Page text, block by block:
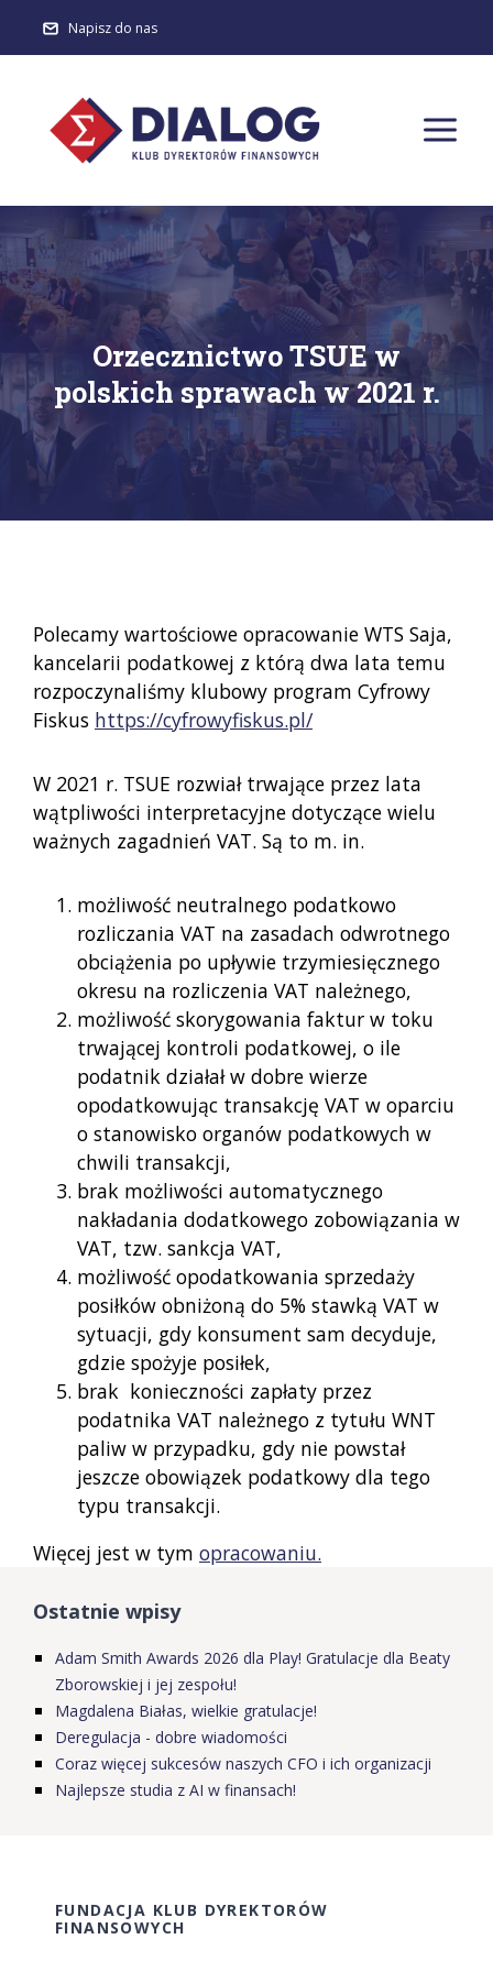
Napisz do nas
Orzecznictwo TSUE w
polskich sprawach w 2021 r.
Polecamy wartościowe opracowanie WTS Saja,
kancelarii podatkowej z którą dwa lata temu
rozpoczynaliśmy klubowy program Cyfrowy
Fiskus https://cyfrowyfiskus.pl/
W 2021 r. TSUE rozwiał trwające przez lata
wątpliwości interpretacyjne dotyczące wielu
ważnych zagadnień VAT. Są to m. in.
możliwość neutralnego podatkowo
rozliczania VAT na zasadach odwrotnego
obciążenia po upływie trzymiesięcznego
okresu na rozliczenia VAT należnego,
możliwość skorygowania faktur w toku
trwającej kontroli podatkowej, o ile
podatnik działał w dobre wierze
opodatkowując transakcję VAT w oparciu
o stanowisko organów podatkowych w
chwili transakcji,
brak możliwości automatycznego
nakładania dodatkowego zobowiązania w
VAT, tzw. sankcja VAT,
możliwość opodatkowania sprzedaży
posiłków obniżoną do 5% stawką VAT w
sytuacji, gdy konsument sam decyduje,
gdzie spożyje posiłek,
brak konieczności zapłaty przez
podatnika VAT należnego z tytułu WNT
paliw w przypadku, gdy nie powstał
jeszcze obowiązek podatkowy dla tego
typu transakcji.
Więcej jest w tym opracowaniu.
Ostatnie wpisy
Adam Smith Awards 2026 dla Play! Gratulacje dla Beaty
Zborowskiej i jej zespołu!
Magdalena Białas, wielkie gratulacje!
Deregulacja - dobre wiadomości
Coraz więcej sukcesów naszych CFO i ich organizacji
Najlepsze studia z AI w finansach!
FUNDACJA KLUB DYREKTORÓW
FINANSOWYCH